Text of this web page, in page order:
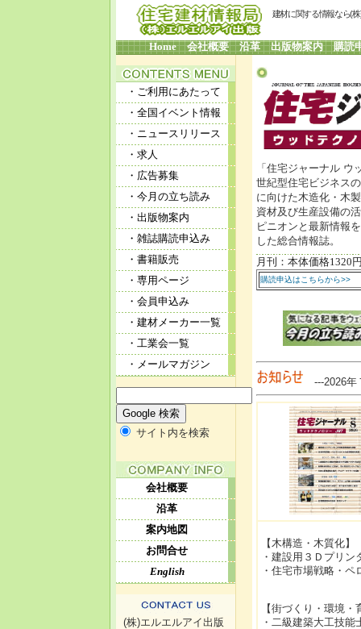
建材に関する情報なら(
Home 会社概要 沿革 出版物案内 購読
・ご利用にあたって
・全国イベント情報
・ニュースリリース
・求人
・広告募集
・今月の立ち読み
・出版物案内
・雑誌購読申込み
・書籍販売
・専用ページ
・会員申込み
・建材メーカー一覧
・工業会一覧
・メールマガジン
サイト内を検索
会社概要
沿革
案内地図
お問合せ
English
(株)エルエルアイ出版
「住宅ジャーナル ウ
世紀型住宅ビジネス
に向けた木造化・木
資材及び生産設備の
ピニオンと最新情報
した総合情報誌。
月刊：本体価格1320
購読申込はこちらから>>
---2026年
【木構造・木質化】
・建設用３Ｄプリ
・住宅市場戦略・
【街づくり・環境・
・二級建築大工技